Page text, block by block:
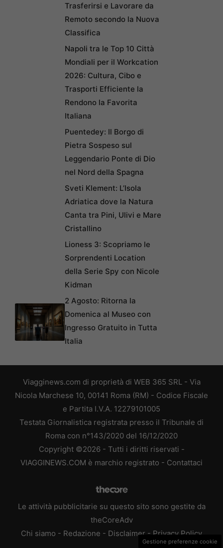
Trasferirsi e Lavorare da
Remoto secondo la Nuova
Classifica
Napoli tra le Top 10 Città
Mondiali per il Workcation
2026: Cultura, Cibo e
Trasporti Efficiente la
Rendono la Favorita
Italiana
Puentedey: Il Borgo di
Pietra Sospeso sul
Leggendario Ponte di Dio
nel Nord della Spagna
Sveti Klement: L’Isola
Adriatica dove la Natura
Canta tra Pini, Ulivi e Mare
Cristallino
Lioness 3: Scopriamo le
Sorprendenti Location
della Serie Spy con Nicole
Kidman
2 Agosto: Ritorna la
Domenica al Museo con
Ingresso Gratuito in Tutta
Italia
Viagginews.com di proprietà di WEB 365 SRL - Via
Nicola Marchese 10, 00141 Roma (RM) - Codice Fiscale
e Partita I.V.A. 12279101005
Testata Giornalistica registrata presso il Tribunale di
Roma con n°143/2020 del 16/12/2020
Copyright ©2026 - Tutti i diritti riservati -
VIAGGINEWS.COM è marchio registrato - Contattaci
Le attività pubblicitarie su questo sito sono gestite da
theCoreAdv
Chi siamo - Redazione - Disclaimer - Privacy Policy
Gestione preferenze cookie